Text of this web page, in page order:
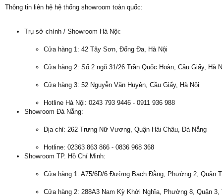
Thông tin liên hệ hệ thống showroom toàn quốc:
Trụ sở chính / Showroom Hà Nội:
Cửa hàng 1: 42 Tây Sơn, Đống Đa, Hà Nội
Cửa hàng 2: Số 2 ngõ 31/26 Trần Quốc Hoàn, Cầu Giấy, Hà
Cửa hàng 3: 52 Nguyễn Văn Huyên, Cầu Giấy, Hà Nội
Hotline Hà Nội: 0243 793 9446 - 0911 936 988
Showroom Đà Nẵng:
Địa chỉ: 262 Trưng Nữ Vương, Quận Hải Châu, Đà Nẵng
Hotline: 02363 863 866 - 0836 968 368
Showroom TP. Hồ Chí Minh:
Cửa hàng 1: A75/6D/6 Đường Bạch Đằng, Phường 2, Quận
Cửa hàng 2: 288A3 Nam Kỳ Khởi Nghĩa, Phường 8, Quận 3,